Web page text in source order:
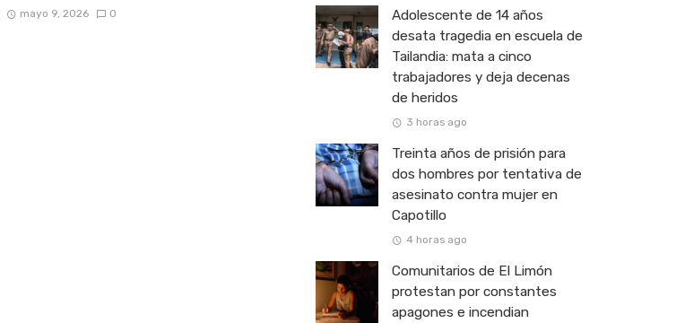
mayo 9, 2026 0
Adolescente de 14 años
desata tragedia en escuela de
Tailandia: mata a cinco
trabajadores y deja decenas
de heridos
3 horas ago
Treinta años de prisión para
dos hombres por tentativa de
asesinato contra mujer en
Capotillo
4 horas ago
Comunitarios de El Limón
protestan por constantes
apagones e incendian